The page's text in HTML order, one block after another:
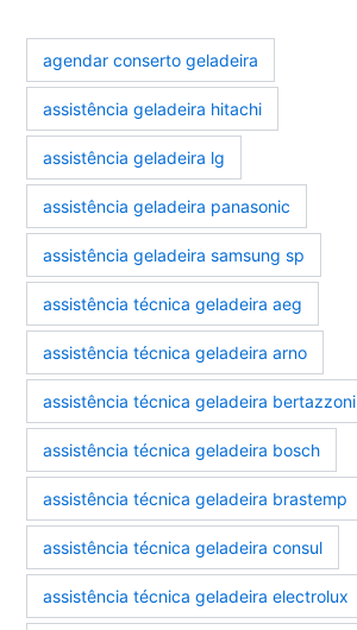
agendar conserto geladeira
assistência geladeira hitachi
assistência geladeira lg
assistência geladeira panasonic
assistência geladeira samsung sp
assistência técnica geladeira aeg
assistência técnica geladeira arno
assistência técnica geladeira bertazzoni
assistência técnica geladeira bosch
assistência técnica geladeira brastemp
assistência técnica geladeira consul
assistência técnica geladeira electrolux